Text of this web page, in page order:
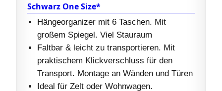
Schwarz One Size*
Hängeorganizer mit 6 Taschen. Mit
großem Spiegel. Viel Stauraum
Faltbar & leicht zu transportieren. Mit
praktischem Klickverschluss für den
Transport. Montage an Wänden und Türen
Ideal für Zelt oder Wohnwagen.